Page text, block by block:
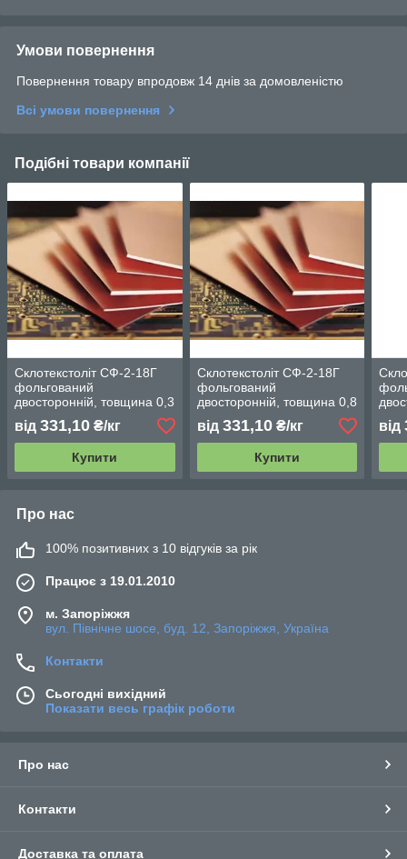
Умови повернення
Повернення товару впродовж 14 днів за домовленістю
Всі умови повернення
Подібні товари компанії
Склотекстоліт СФ-2-18Г
фольгований
двосторонній, товщина 0,3
мм ГОСТ 10316-81
від 331,10 ₴/кг
Купити
Склотекстоліт СФ-2-18Г
фольгований
двосторонній, товщина 0,8
мм ГОСТ 10316-81
від 331,10₴/кг
Купити
від
Про нас
100% позитивних з 10 відгуків за рік
Працює з 19.01.2010
м. Запоріжжя
вул. Північне шосе, буд. 12, Запоріжжя, Україна
Контакти
Сьогодні вихідний
Показати весь графік роботи
Про нас
Контакти
Доставка та оплата